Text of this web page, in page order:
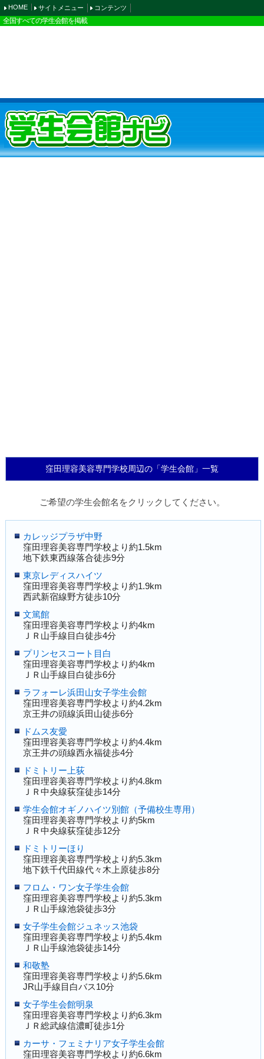
HOME サイトメニュー コンテンツ
全国すべての学生会館を掲載
窪田理容美容専門学校周辺の「学生会館」一覧
ご希望の学生会館名をクリックしてください。
カレッジプラザ中野
窪田理容美容専門学校より約1.5km
地下鉄東西線落合徒歩9分
東京レディスハイツ
窪田理容美容専門学校より約1.9km
西武新宿線野方徒歩10分
文篤館
窪田理容美容専門学校より約4km
ＪＲ山手線目白徒歩4分
プリンセスコート目白
窪田理容美容専門学校より約4km
ＪＲ山手線目白徒歩6分
ラフォーレ浜田山女子学生会館
窪田理容美容専門学校より約4.2km
京王井の頭線浜田山徒歩6分
ドムス友愛
窪田理容美容専門学校より約4.4km
京王井の頭線西永福徒歩4分
ドミトリー上荻
窪田理容美容専門学校より約4.8km
ＪＲ中央線荻窪徒歩14分
学生会館オギノハイツ別館（予備校生専用）
窪田理容美容専門学校より約5km
ＪＲ中央線荻窪徒歩12分
ドミトリーほり
窪田理容美容専門学校より約5.3km
地下鉄千代田線代々木上原徒歩8分
フロム・ワン女子学生会館
窪田理容美容専門学校より約5.3km
ＪＲ山手線池袋徒歩3分
女子学生会館ジュネッス池袋
窪田理容美容専門学校より約5.4km
ＪＲ山手線池袋徒歩14分
和敬塾
窪田理容美容専門学校より約5.6km
JR山手線目白バス10分
女子学生会館明泉
窪田理容美容専門学校より約6.3km
ＪＲ総武線信濃町徒歩1分
カーサ・フェミナリア女子学生会館
窪田理容美容専門学校より約6.6km